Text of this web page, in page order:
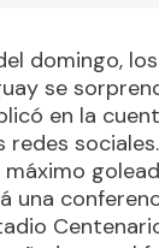
domingo,
se
en la
máximo
una